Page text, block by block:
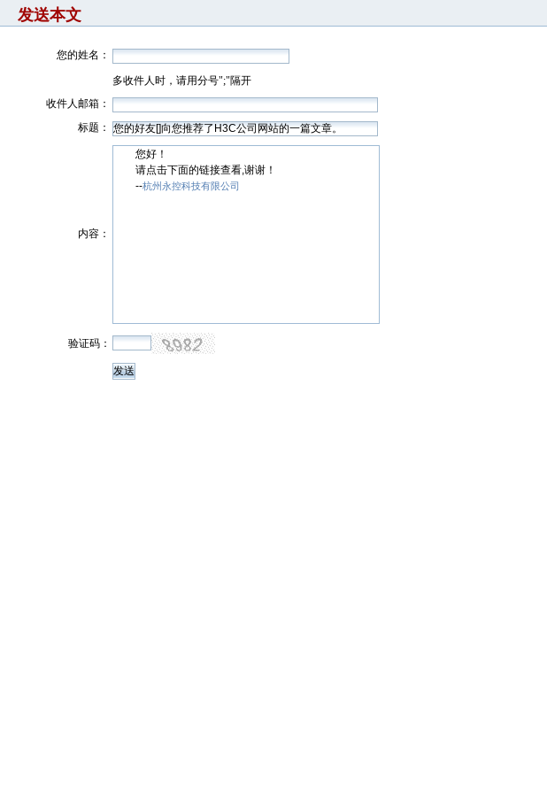
发送本文
您的姓名：
多收件人时，请用分号";"隔开
收件人邮箱：
标题：
内容：
您好！
请点击下面的链接查看,谢谢！
--杭州永控科技有限公司
验证码：